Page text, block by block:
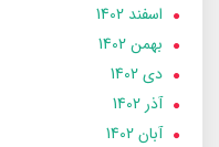
اسفند 1402
بهمن 1402
دی 1402
آذر 1402
آبان 1402